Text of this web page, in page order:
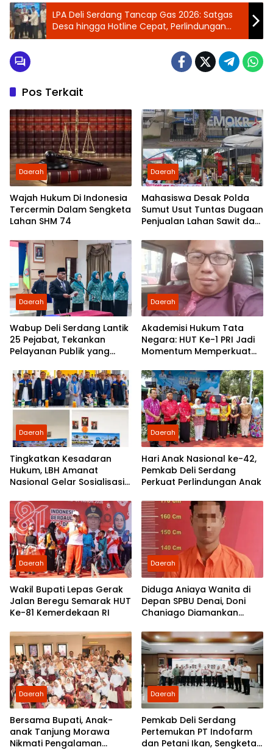
‎LPA Deli Serdang Tancap Gas 2026: Satgas
Desa hingga Hotline Cepat, Perlindungan
Anak Diperkuat Total
Pos Terkait
Daerah
Wajah Hukum Di Indonesia
Tercermin Dalam Sengketa
Lahan SHM 74
Daerah
Mahasiswa Desak Polda
Sumut Usut Tuntas Dugaan
Penjualan Lahan Sawit dan
Partai Demokrat Sumut
Daerah
Wabup Deli Serdang Lantik
25 Pejabat, Tekankan
Pelayanan Publik yang
Daerah
Akademisi Hukum Tata
Negara: HUT Ke-1 PRI Jadi
Momentum Memperkuat
Pengabdian kepada
Rakyat
Daerah
Tingkatkan Kesadaran
Hukum, LBH Amanat
Nasional Gelar Sosialisasi
Morawa
Daerah
Hari Anak Nasional ke-42,
Pemkab Deli Serdang
Perkuat Perlindungan Anak
Daerah
Wakil Bupati Lepas Gerak
Jalan Beregu Semarak HUT
Ke-81 Kemerdekaan RI
Daerah
Diduga Aniaya Wanita di
Depan SPBU Denai, Doni
Chaniago Diamankan
Daerah
Bersama Bupati, Anak-
anak Tanjung Morawa
Nikmati Pengalaman
Daerah
Pemkab Deli Serdang
Pertemukan PT Indofarm
dan Petani Ikan, Sengketa